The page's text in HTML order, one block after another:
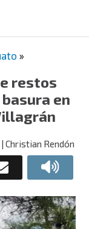
»
restos
en
Christian Rendón